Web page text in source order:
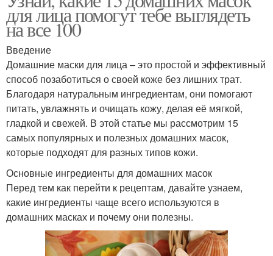
для лица помогут тебе выглядеть
на все 100
Введение
Домашние маски для лица – это простой и эффективный
способ позаботиться о своей коже без лишних трат.
Благодаря натуральным ингредиентам, они помогают
питать, увлажнять и очищать кожу, делая её мягкой,
гладкой и свежей. В этой статье мы рассмотрим 15
самых популярных и полезных домашних масок,
которые подходят для разных типов кожи.
Основные ингредиенты для домашних масок
Перед тем как перейти к рецептам, давайте узнаем,
какие ингредиенты чаще всего используются в
домашних масках и почему они полезны.